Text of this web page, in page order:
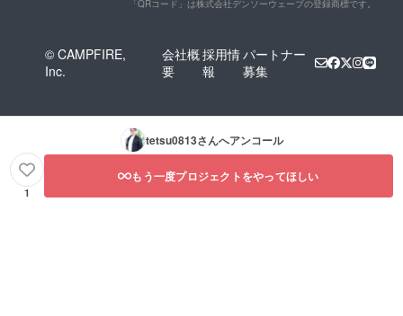
「QRコード」は株式会社デンソーウェーブの登録商標です。
© CAMPFIRE,
Inc.
会社概
要
採用情
報
パートナー
募集
tetsu0813さんへアンコール
1
もう一度プロジェクトをやってほしい